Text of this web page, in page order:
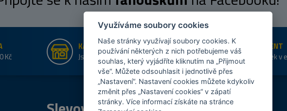
Kč
KAMENNÉ PRODEJNY
Jsme na trhu více než 10 let
ŠIROKÝ SORTIMENT
Přes 20 tis. položek v
shopu
Využíváme soubory cookies
Naše stránky využívají soubory cookies. K
používání některých z nich potřebujeme váš
souhlas, který vyjádříte kliknutím na „Přijmout
vše“. Můžete odsouhlasit i jednotlivě přes
„Nastavení“. Nastavení cookies můžete kdykoliv
změnit přes „Nastavení cookies“ v zápatí
stránky. Více informací získáte na stránce